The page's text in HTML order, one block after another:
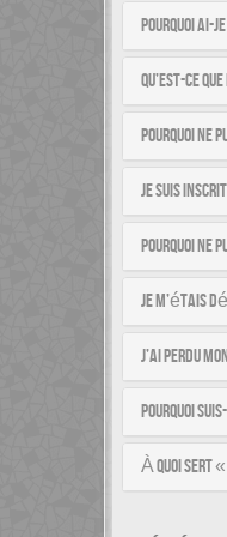
Pourquoi ai-
Qu’est-ce que
Pourquoi ne
Je suis
Pourquoi ne
Je m’étais
J’ai perdu
Pourquoi
À quoi sert «